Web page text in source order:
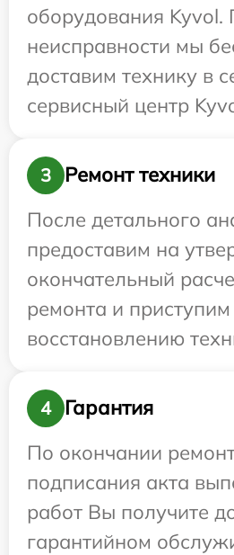
оборудования Kyvol.
неисправности мы
доставим технику в
сервисный центр
3
Ремонт техники
После детального
предоставим на
окончательный
ремонта и
восстановлению
4
Гарантия
По окончании
подписания акта
работ Вы получите
гарантийном